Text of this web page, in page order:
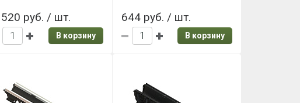
руб. / шт.
В корзину
644 руб. / шт.
В корзину